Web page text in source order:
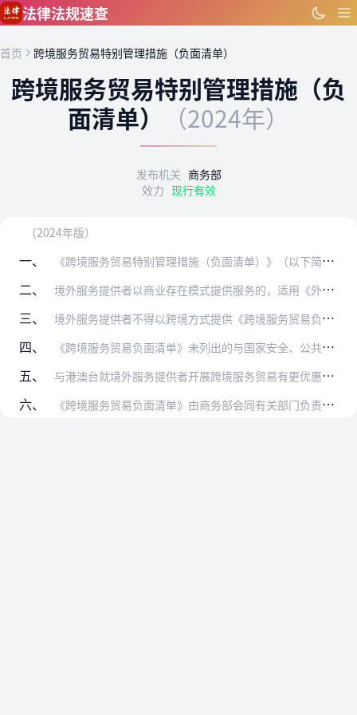
跳到主要内容
法律法规速查
首页 跨境服务贸易特别管理措施（负面清单）
跨境服务贸易特别管理措施（负
面清单）
（2024年）
发布机关 商务部
效力 现行有效
（2024年版）
一、 《跨境服务贸易特别管理措施（负面清单）》（以下简称《跨境服务贸易负面清单》）统一列出国民待遇、市场准入、当地存在、金融服务跨境贸易等方面对于境外服务提供者以跨境…
二、 境外服务提供者以商业存在模式提供服务的，适用《外商投资准入特别管理措施（负面清单）》的有关规定。对境内外服务提供者的一致性管理措施，适用《市场准入负面清单》的有…
三、 境外服务提供者不得以跨境方式提供《跨境服务贸易负面清单》中禁止的服务；以跨境方式提供《跨境服务贸易负面清单》之内的非禁止性领域服务，按相应规定管理。
四、 《跨境服务贸易负面清单》未列出的与国家安全、公共秩序、金融审慎、社会服务、生物资源、人文社科研发、文化新业态、文物保护、航空业务权、移民和就业措施以及政府行使职…
五、 与港澳台就境外服务提供者开展跨境服务贸易有更优惠安排的，中国缔结或参加的国际条约、协定对境外服务提供者开展跨境服务贸易有更优惠规定的，可以按照相应规定执行。国家…
六、 《跨境服务贸易负面清单》由商务部会同有关部门负责解释。